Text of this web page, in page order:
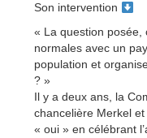
Son intervention
« La question posée,
normales avec un
population et
? »
Il y a deux ans, la
chancelière Merkel
« oui » en célébrant